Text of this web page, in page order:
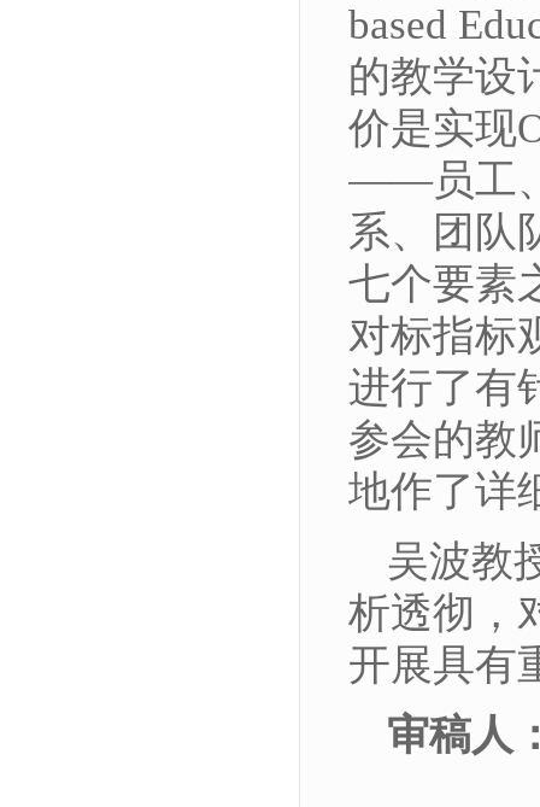
based
的教学设
价是实现
——员工
系、团队
七个要素
对标指标
进行了有
参会的教
地作了详
吴波教
析透彻，
开展具有
审稿人